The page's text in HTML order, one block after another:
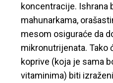
koncentracije. Ishrana
mahunarkama,
mesom osiguraće da
mikronutrijenata. Tako
koprive (koja je sama
vitaminima) biti